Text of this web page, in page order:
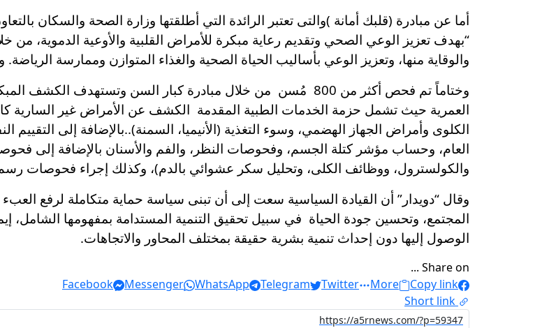
“بهدف تعزيز الوعي الصحي وتقديم رعاية مبكرة للأمراض القلبية والأوعية الدموية، من
والوقاية منها، وتعزيز الوعي بأساليب الحياة الصحية والغذاء المتوازن وممارسة الرياضة.
وختاماً تم فحص أكثر من 800 مُسن من خلال مبادرة كبار السن
العمرية حيث تشمل حزمة الخدمات الطبية المقدمة الكشف عن الأمراض غير السارية
الكلوى وأمراض الجهاز الهضمي، وسوء التغذية (الأنيميا، السمنة)..بالإضافة إلى
العام، وحساب مؤشر كتلة الجسم، وفحوصات النظر، والفم والأسنان بالإضافة إلى
والكولسترول، ووظائف الكلى، وتحليل سكر عشوائي بالدم)، وكذلك إجراء فحوصات
وقال “دويدار” أن القيادة السياسية سعت إلى أن تبنى سياسة حماية متكاملة لرفع
المجتمع، وتحسين جودة الحياة في سبيل تحقيق التنمية المستدامة بمفهومها الشامل،
الوصول إليها دون إحداث تنمية بشرية حقيقة بمختلف المحاور والاتجاهات.
Share on ...
Facebook
Messenger WhatsApp Telegram Twitter More
Copy link
Short link